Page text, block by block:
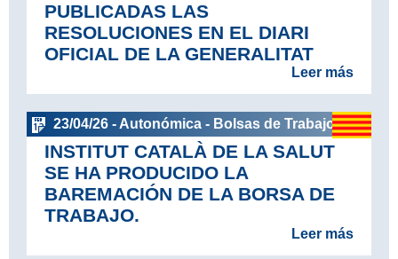
PUBLICADAS LAS
RESOLUCIONES EN EL DIARI
OFICIAL DE LA GENERALITAT
Leer más
23/04/26 - Autonómica - Bolsas de Trabajo
INSTITUT CATALÀ DE LA SALUT
SE HA PRODUCIDO LA
BAREMACIÓN DE LA BORSA DE
TRABAJO.
Leer más